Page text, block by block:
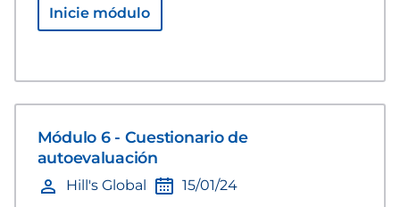
Inicie módulo
Módulo 6 - Cuestionario de
autoevaluación
Hill's Global 15/01/24